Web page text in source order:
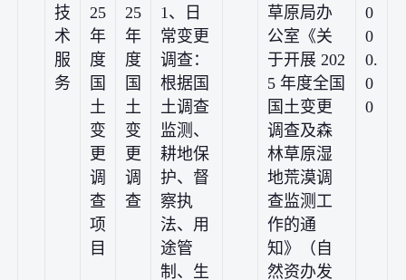
技
术
服
务
25
年
度
国
土
变
更
调
查
项
目
25
年
度
国
土
变
更
调
查
1、日
常变更
调查：
根据国
土调查
监测、
耕地保
护、督
察执
法、用
途管
制、生
草原局办
公室《关
于开展 202
5 年度全国
国土变更
调查及森
林草原湿
地荒漠调
查监测工
作的通
知》（自
然资办发
0
0
0.
0
0